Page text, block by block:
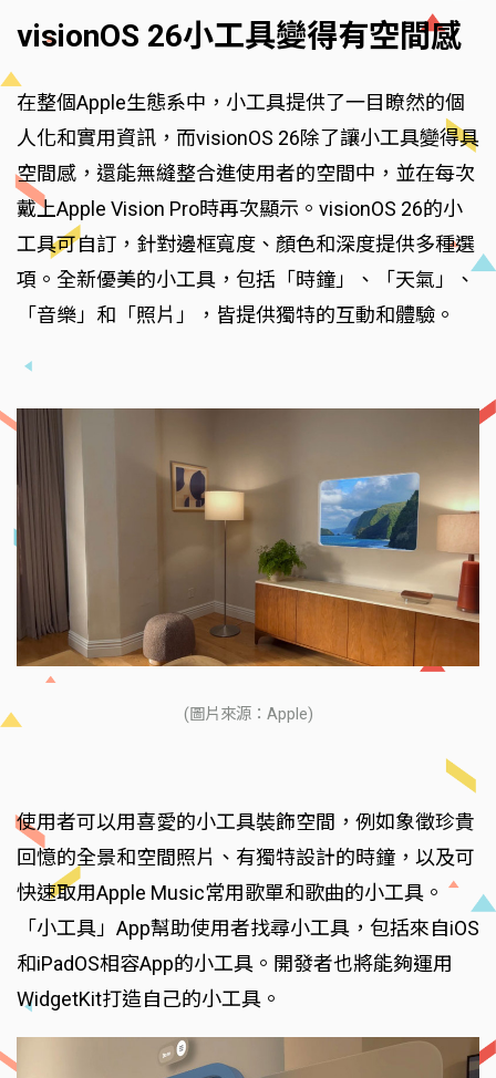
visionOS 26小工具變得有空間感
在整個Apple生態系中，小工具提供了一目瞭然的個
人化和實用資訊，而visionOS 26除了讓小工具變得具
空間感，還能無縫整合進使用者的空間中，並在每次
戴上Apple Vision Pro時再次顯示。visionOS 26的小
工具可自訂，針對邊框寬度、顏色和深度提供多種選
項。全新優美的小工具，包括「時鐘」、「天氣」、
「音樂」和「照片」，皆提供獨特的互動和體驗。
(圖片來源：Apple)
使用者可以用喜愛的小工具裝飾空間，例如象徵珍貴
回憶的全景和空間照片、有獨特設計的時鐘，以及可
快速取用Apple Music常用歌單和歌曲的小工具。
「小工具」App幫助使用者找尋小工具，包括來自iOS
和iPadOS相容App的小工具。開發者也將能夠運用
WidgetKit打造自己的小工具。